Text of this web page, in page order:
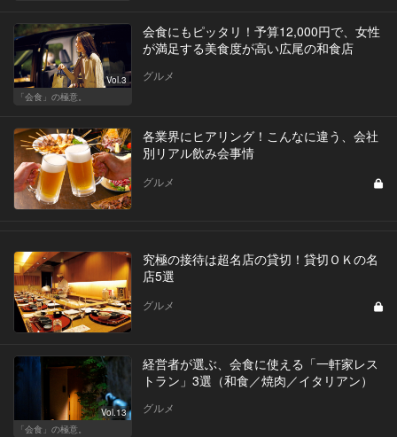
Vol.3
「会食」の極意。
会食にもピッタリ！予算12,000円で、女性
が満足する美食度が高い広尾の和食店
グルメ
各業界にヒアリング！こんなに違う、会社
別リアル飲み会事情
グルメ
究極の接待は超名店の貸切！貸切ＯＫの名
店5選
グルメ
Vol.13
「会食」の極意。
経営者が選ぶ、会食に使える「一軒家レス
トラン」3選（和食／焼肉／イタリアン）
グルメ